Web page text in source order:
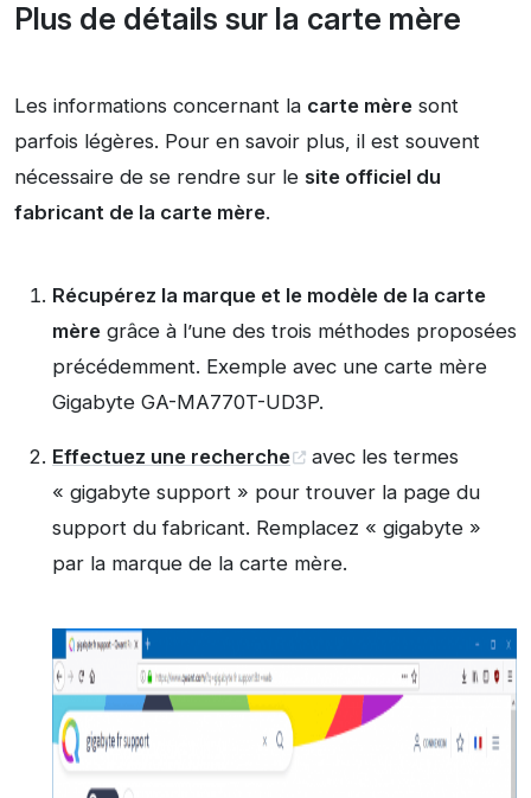
Plus de détails sur la carte mère
Les informations concernant la carte mère sont
parfois légères. Pour en savoir plus, il est souvent
nécessaire de se rendre sur le site officiel du
fabricant de la carte mère.
Récupérez la marque et le modèle de la carte
mère grâce à l’une des trois méthodes proposées
précédemment. Exemple avec une carte mère
Gigabyte GA-MA770T-UD3P.
Effectuez une recherche
avec les termes
« gigabyte support » pour trouver la page du
support du fabricant. Remplacez « gigabyte »
par la marque de la carte mère.